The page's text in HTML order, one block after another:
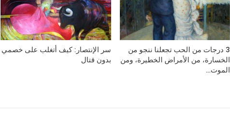
3 درجات من الحب تجعلنا ننجو من
الخسارة، من الأمراض الخطيرة، ومن
الموت…
سر الإنتصار: كيف أتغلب على خصمي
بدون قتال